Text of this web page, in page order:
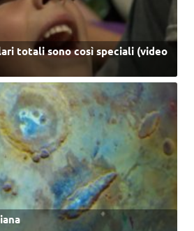
totali sono così speciali (video